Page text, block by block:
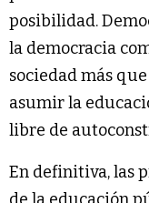
posibilidad.
la democracia
sociedad más
asumir la
libre de
En definitiva, las